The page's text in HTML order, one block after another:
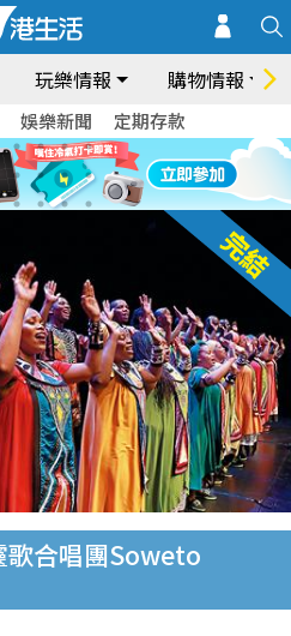
玩樂情報 購物情報
娛樂新聞 定期存款
歌合唱團Soweto